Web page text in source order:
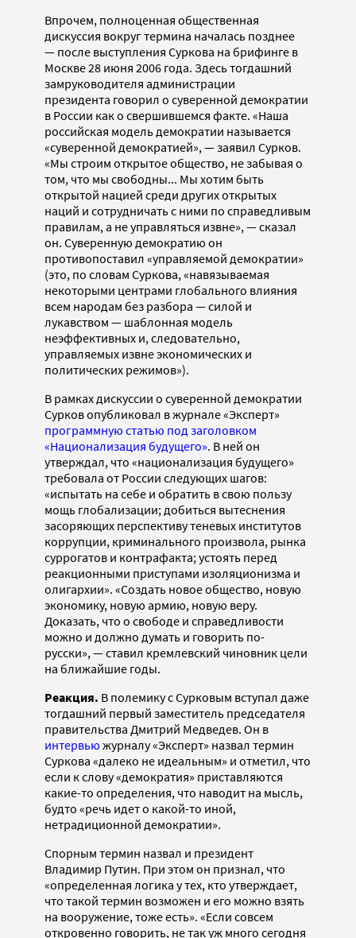
Впрочем, полноценная общественная
дискуссия вокруг термина началась позднее
— после выступления Суркова на брифинге в
Москве 28 июня 2006 года. Здесь тогдашний
замруководителя администрации
президента говорил о суверенной демократии
в России как о свершившемся факте. «Наша
российская модель демократии называется
«суверенной демократией», — заявил Сурков.
«Мы строим открытое общество, не забывая о
том, что мы свободны... Мы хотим быть
открытой нацией среди других открытых
наций и сотрудничать с ними по справедливым
правилам, а не управляться извне», — сказал
он. Суверенную демократию он
противопоставил «управляемой демократии»
(это, по словам Суркова, «навязываемая
некоторыми центрами глобального влияния
всем народам без разбора — силой и
лукавством — шаблонная модель
неэффективных и, следовательно,
управляемых извне экономических и
политических режимов»).
В рамках дискуссии о суверенной демократии
Сурков опубликовал в журнале «Эксперт»
программную статью под заголовком
«Национализация будущего». В ней он
утверждал, что «национализация будущего»
требовала от России следующих шагов:
«испытать на себе и обратить в свою пользу
мощь глобализации; добиться вытеснения
засоряющих перспективу теневых институтов
коррупции, криминального произвола, рынка
суррогатов и контрафакта; устоять перед
реакционными приступами изоляционизма и
олигархии». «Создать новое общество, новую
экономику, новую армию, новую веру.
Доказать, что о свободе и справедливости
можно и должно думать и говорить по-
русски», — ставил кремлевский чиновник цели
на ближайшие годы.
Реакция. В полемику с Сурковым вступал даже
тогдашний первый заместитель председателя
правительства Дмитрий Медведев. Он в
интервью журналу «Эксперт» назвал термин
Суркова «далеко не идеальным» и отметил, что
если к слову «демократия» приставляются
какие-то определения, что наводит на мысль,
будто «речь идет о какой-то иной,
нетрадиционной демократии».
Спорным термин назвал и президент
Владимир Путин. При этом он признал, что
«определенная логика у тех, кто утверждает,
что такой термин возможен и его можно взять
на вооружение, тоже есть». «Если совсем
откровенно говорить, не так уж много сегодня